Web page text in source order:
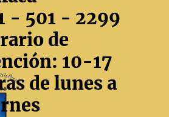
- 501 - 2299
de
10-17
de lunes a